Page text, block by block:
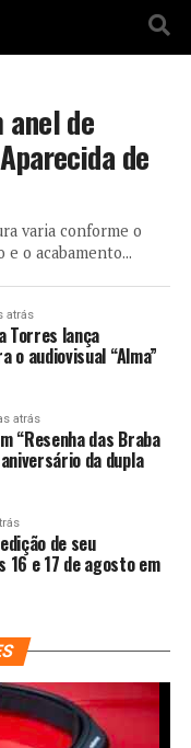
anel de
de
varia conforme o
o acabamento...
atrás
Torres lança
o audiovisual “Alma”
atrás
“Resenha das Braba
da dupla
de seu
e 17 de agosto em